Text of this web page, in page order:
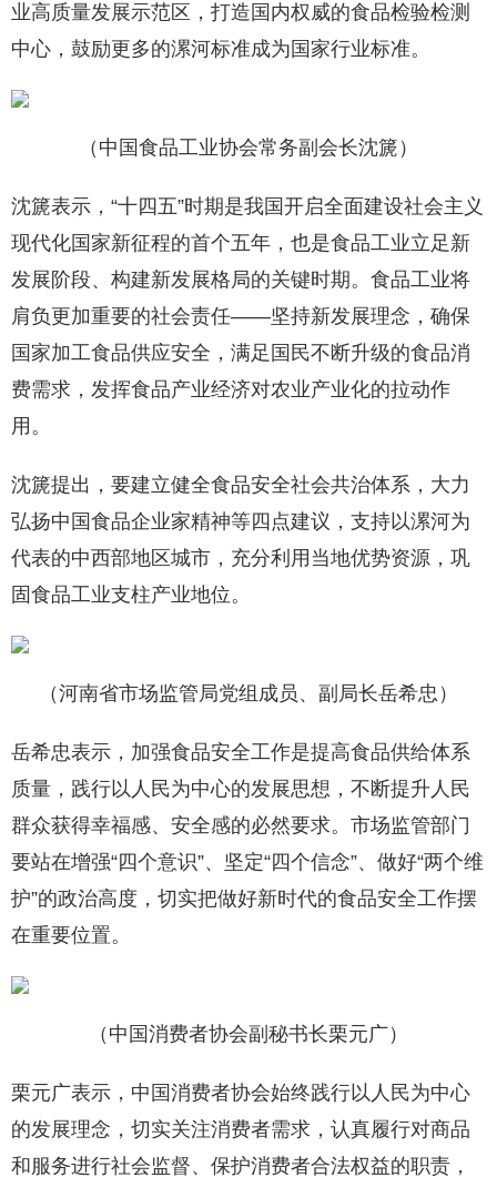
业高质量发展示范区，打造国内权威的食品检验检测
中心，鼓励更多的漯河标准成为国家行业标准。
（中国食品工业协会常务副会长沈篪）
沈篪表示，“十四五”时期是我国开启全面建设社会主义
现代化国家新征程的首个五年，也是食品工业立足新
发展阶段、构建新发展格局的关键时期。食品工业将
肩负更加重要的社会责任——坚持新发展理念，确保
国家加工食品供应安全，满足国民不断升级的食品消
费需求，发挥食品产业经济对农业产业化的拉动作
用。
沈篪提出，要建立健全食品安全社会共治体系，大力
弘扬中国食品企业家精神等四点建议，支持以漯河为
代表的中西部地区城市，充分利用当地优势资源，巩
固食品工业支柱产业地位。
（河南省市场监管局党组成员、副局长岳希忠）
岳希忠表示，加强食品安全工作是提高食品供给体系
质量，践行以人民为中心的发展思想，不断提升人民
群众获得幸福感、安全感的必然要求。市场监管部门
要站在增强“四个意识”、坚定“四个信念”、做好“两个维
护”的政治高度，切实把做好新时代的食品安全工作摆
在重要位置。
（中国消费者协会副秘书长栗元广）
栗元广表示，中国消费者协会始终践行以人民为中心
的发展理念，切实关注消费者需求，认真履行对商品
和服务进行社会监督、保护消费者合法权益的职责，